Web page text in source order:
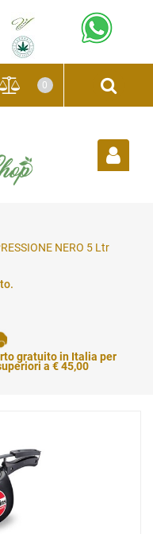
0
NERO 5 Ltr
gratuito in Italia per
a € 45,00